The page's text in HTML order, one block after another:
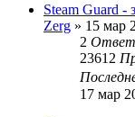
Steam Guard -
Zerg » 15 мар
2
23612
17 мар